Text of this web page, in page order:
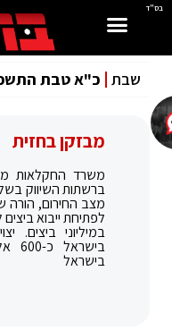
בס"ד
שבת כ"א טבת
מבזקן בחזית
משרד החקלאות
ברשתות השיווק
מצב החירום, הורה
לפתיחת ייבוא
במיליוני ביצים.
בישראל